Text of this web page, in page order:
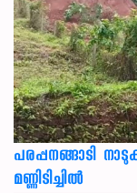
പരപ്പനങ്ങാടി
മണ്ണിടിച്ചില്‍